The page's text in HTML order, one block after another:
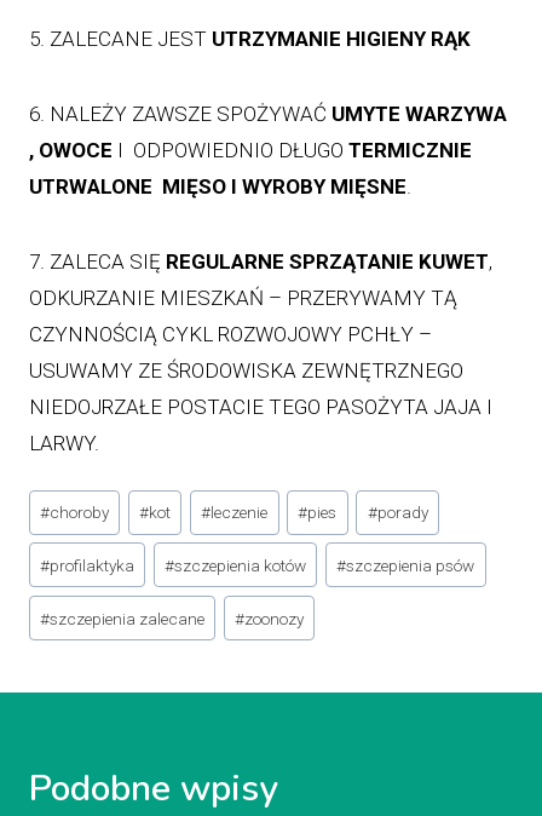
5. ZALECANE JEST UTRZYMANIE HIGIENY RĄK
6. NALEŻY ZAWSZE SPOŻYWAĆ UMYTE WARZYWA
, OWOCE I ODPOWIEDNIO DŁUGO TERMICZNIE
UTRWALONE MIĘSO I WYROBY MIĘSNE.
7. ZALECA SIĘ REGULARNE SPRZĄTANIE KUWET,
ODKURZANIE MIESZKAŃ – PRZERYWAMY TĄ
CZYNNOŚCIĄ CYKL ROZWOJOWY PCHŁY –
USUWAMY ZE ŚRODOWISKA ZEWNĘTRZNEGO
NIEDOJRZAŁE POSTACIE TEGO PASOŻYTA JAJA I
LARWY.
Tagi
wpisu:
#choroby #kot #leczenie #pies #porady
#profilaktyka #szczepienia kotów #szczepienia psów
#szczepienia zalecane #zoonozy
Podobne wpisy